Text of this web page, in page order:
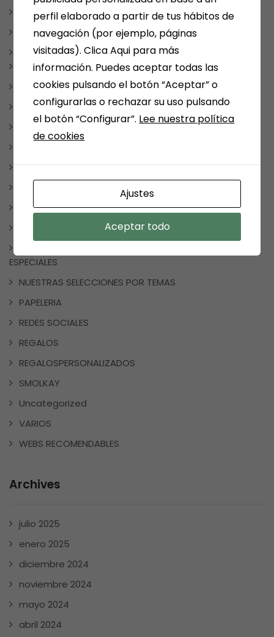
ESCRITORES MEDINENSES Y AFINES
JUEGOS
LIBROS
CUADERNOS DE VACACIONES
LIBROS DE COCINA
LIBROS DE TEXTO
LIBROS INFANTILES Y JUVENILES
LITERATURA ROMÁNTICA
TAUROMAQUIA
ESPECIALES
NUESTRAS SELECCIONES POR TEMAS
PAPELERIA
REDES SOCIALES
REGALOS
REGALOSPERSONALIZADOS
SMOLKAY
Uncategorized
VARIOS
WEBS RECOMENDABLES
Archives
julio 2025
enero 2025
diciembre 2024
noviembre 2024
mayo 2024
abril 2024
perfil elaborado a partir de tus hábitos de
navegación (por ejemplo, páginas
visitadas). Clica Aqui para más
información. Puedes aceptar todas las
cookies pulsando el botón “Aceptar” o
configurarlas o rechazar su uso pulsando
el botón “Configurar”. Lee nuestra política
de cookies
Ajustes
Aceptar todo